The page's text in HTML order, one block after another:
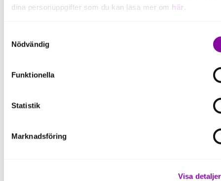
dina personuppgifter som du kan läsa mer om här .
delning av information enligt ovan, inte att ske, förutom för
som är nödvändiga för att hemsidan ska fungera se mer
Nödvändig
Funktionella
Statistik
Marknadsföring
Visa detaljer
Anmälan:
senast den 3 september.